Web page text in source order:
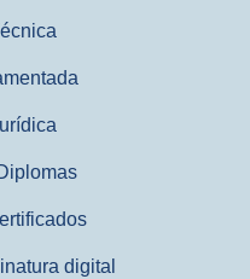
digital